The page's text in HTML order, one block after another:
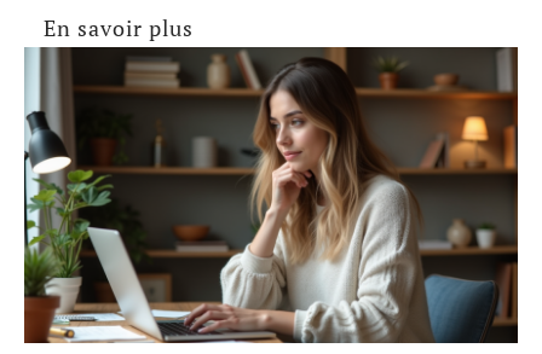
En savoir plus